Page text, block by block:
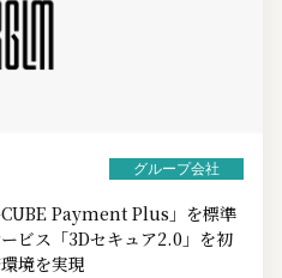
グループ会社
CUBE Payment Plus」を標準
ビス「3Dセキュア2.0」を初
境を実現